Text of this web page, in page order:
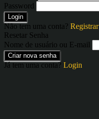
Password
Login
Não tem uma conta? Registrar
Resetar Senha
Nome de usuário ou E-mail
Criar nova senha
Já tem uma conta? Login